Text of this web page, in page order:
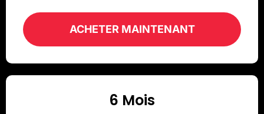
ACHETER MAINTENANT
6 Mois